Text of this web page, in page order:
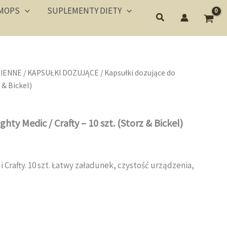
SUPLEMENTY DIETY
/ KAPSUŁKI DOZUJĄCE / Kapsułki dozujące do
Bickel)
Medic / Crafty – 10 szt. (Storz & Bickel)
10 szt. Łatwy załadunek, czystość urządzenia,